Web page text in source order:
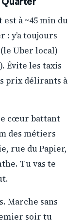
à ~45 min du
: y’a toujours
Uber local)
Évite les taxis
prix délirants à
cœur battant
des métiers
rue du Papier,
Tu vas te
Marche sans
soir tu